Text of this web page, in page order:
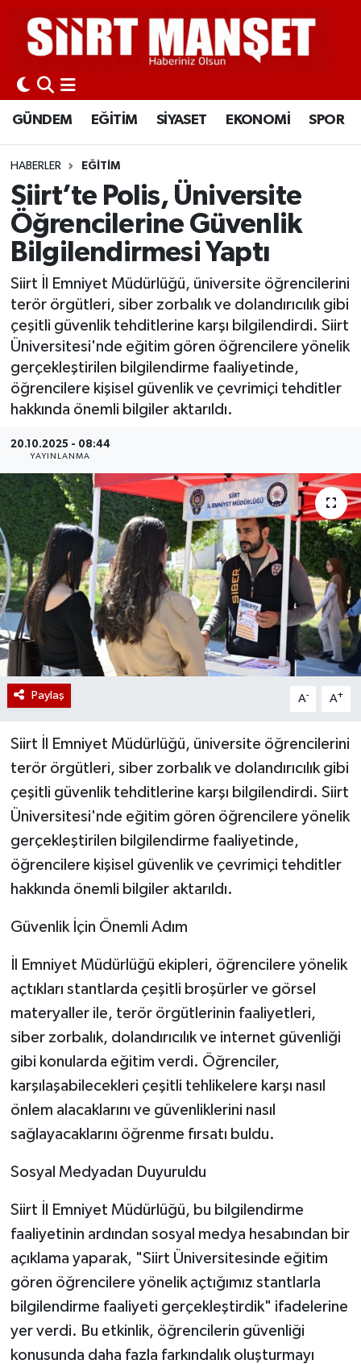
GÜNDEM EĞİTİM SİYASET EKONOMİ SPOR
HABERLER EĞİTİM
Siirt’te Polis, Üniversite
Öğrencilerine Güvenlik
Bilgilendirmesi Yaptı
Siirt İl Emniyet Müdürlüğü, üniversite öğrencilerini
terör örgütleri, siber zorbalık ve dolandırıcılık gibi
çeşitli güvenlik tehditlerine karşı bilgilendirdi. Siirt
Üniversitesi'nde eğitim gören öğrencilere yönelik
gerçekleştirilen bilgilendirme faaliyetinde,
öğrencilere kişisel güvenlik ve çevrimiçi tehditler
hakkında önemli bilgiler aktarıldı.
20.10.2025 - 08:44
YAYINLANMA
Paylaş A- A+
Siirt İl Emniyet Müdürlüğü, üniversite öğrencilerini
terör örgütleri, siber zorbalık ve dolandırıcılık gibi
çeşitli güvenlik tehditlerine karşı bilgilendirdi. Siirt
Üniversitesi'nde eğitim gören öğrencilere yönelik
gerçekleştirilen bilgilendirme faaliyetinde,
öğrencilere kişisel güvenlik ve çevrimiçi tehditler
hakkında önemli bilgiler aktarıldı.
Güvenlik İçin Önemli Adım
İl Emniyet Müdürlüğü ekipleri, öğrencilere yönelik
açtıkları stantlarda çeşitli broşürler ve görsel
materyaller ile, terör örgütlerinin faaliyetleri,
siber zorbalık, dolandırıcılık ve internet güvenliği
gibi konularda eğitim verdi. Öğrenciler,
karşılaşabilecekleri çeşitli tehlikelere karşı nasıl
önlem alacaklarını ve güvenliklerini nasıl
sağlayacaklarını öğrenme fırsatı buldu.
Sosyal Medyadan Duyuruldu
Siirt İl Emniyet Müdürlüğü, bu bilgilendirme
faaliyetinin ardından sosyal medya hesabından bir
açıklama yaparak, "Siirt Üniversitesinde eğitim
gören öğrencilere yönelik açtığımız stantlarla
bilgilendirme faaliyeti gerçekleştirdik" ifadelerine
yer verdi. Bu etkinlik, öğrencilerin güvenliği
konusunda daha fazla farkındalık oluşturmayı
GÜNDEM
EĞİTİM
SİYASET
EKONOMİ
SPOR
İLÇELER
KÜLTÜR-SANAT
SAĞLIK-YAŞAM
Siirt Nöbetçi Eczaneler
Siirt Hava Durumu
Siirt Namaz Vakitleri
Siirt Trafik Yoğunluk Haritası
Süper Lig Puan Durumu ve Fikstür
Tüm Manşetler
Son Dakika Haberleri
Haber Arşivi